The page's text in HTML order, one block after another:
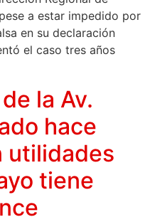
a estar impedido por
en su declaración
el caso tres años
la Av.
hace
utilidades
tiene